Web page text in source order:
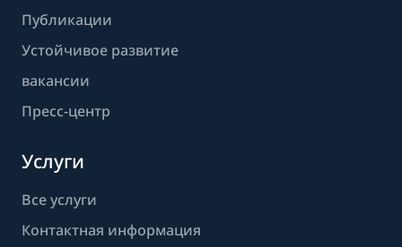
Публикации
Устойчивое развитие
вакансии
Пресс-центр
Услуги
Все услуги
Контактная информация